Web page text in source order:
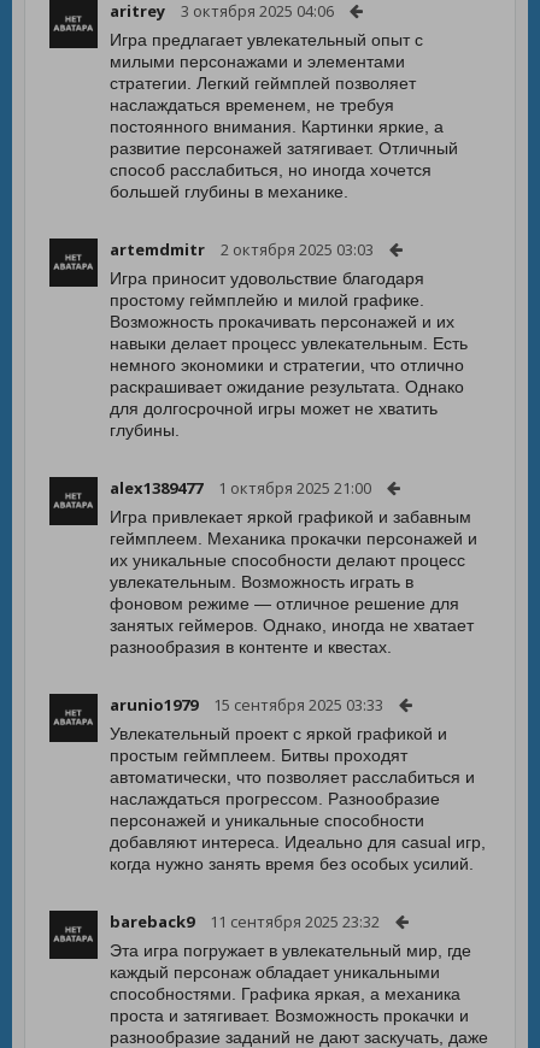
aritrey 3 октября 2025 04:06
Игра предлагает увлекательный опыт с
милыми персонажами и элементами
стратегии. Легкий геймплей позволяет
наслаждаться временем, не требуя
постоянного внимания. Картинки яркие, а
развитие персонажей затягивает. Отличный
способ расслабиться, но иногда хочется
большей глубины в механике.
artemdmitr 2 октября 2025 03:03
Игра приносит удовольствие благодаря
простому геймплейю и милой графике.
Возможность прокачивать персонажей и их
навыки делает процесс увлекательным. Есть
немного экономики и стратегии, что отлично
раскрашивает ожидание результата. Однако
для долгосрочной игры может не хватить
глубины.
alex1389477 1 октября 2025 21:00
Игра привлекает яркой графикой и забавным
геймплеем. Механика прокачки персонажей и
их уникальные способности делают процесс
увлекательным. Возможность играть в
фоновом режиме — отличное решение для
занятых геймеров. Однако, иногда не хватает
разнообразия в контенте и квестах.
arunio1979 15 сентября 2025 03:33
Увлекательный проект с яркой графикой и
простым геймплеем. Битвы проходят
автоматически, что позволяет расслабиться и
наслаждаться прогрессом. Разнообразие
персонажей и уникальные способности
добавляют интереса. Идеально для casual игр,
когда нужно занять время без особых усилий.
bareback9 11 сентября 2025 23:32
Эта игра погружает в увлекательный мир, где
каждый персонаж обладает уникальными
способностями. Графика яркая, а механика
проста и затягивает. Возможность прокачки и
разнообразие заданий не дают заскучать, даже